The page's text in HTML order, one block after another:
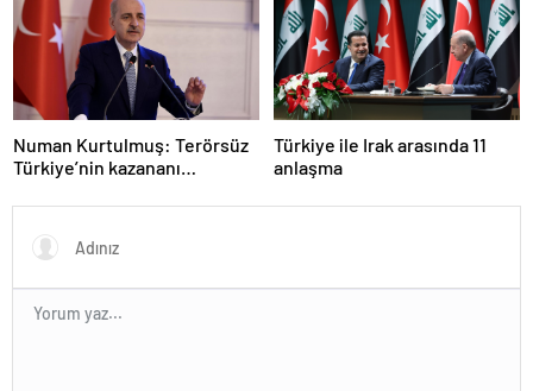
Numan Kurtulmuş: Terörsüz
Türkiye’nin kazananı
Türkiye ile Irak arasında 11
anlaşma